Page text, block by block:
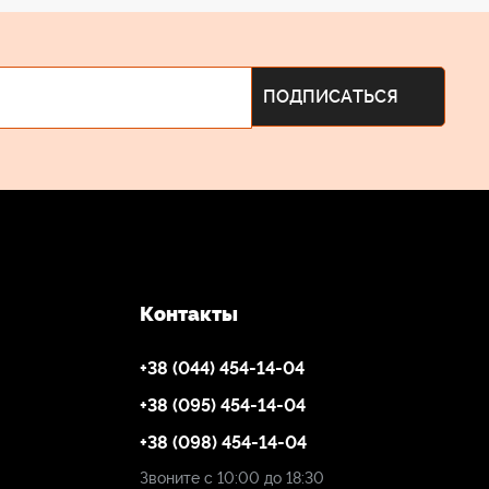
цветов в каждой области. Эта обработка
истинные, реалистичные виртуальные
Контакты
+38 (044) 454-14-04
+38 (095) 454-14-04
+38 (098) 454-14-04
Звоните с 10:00 до 18:30